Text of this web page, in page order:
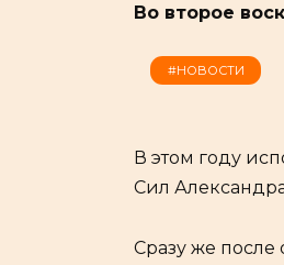
Во второе
#НОВОСТИ
В этом году
Сил
Сразу же